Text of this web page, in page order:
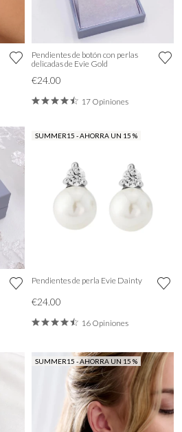
Pendientes de botón con perlas
delicadas de Evie Gold
€24.00
17 Opiniones
SUMMER15 - AHORRA UN 15 %
Pendientes de perla Evie Dainty
€24.00
16 Opiniones
SUMMER15 - AHORRA UN 15 %